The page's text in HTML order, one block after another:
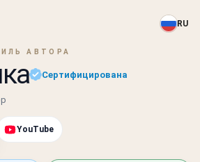
RU
АВТОРА
Сертифицирована
YouTube